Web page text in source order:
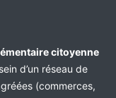
citoyenne
d’un réseau de
(commerces,